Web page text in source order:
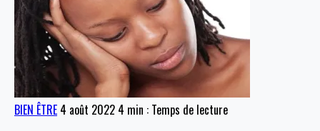
BIEN ÊTRE 4 août 2022 4 min : Temps de lecture